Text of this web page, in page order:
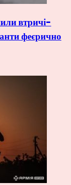
втричі-
феєрично